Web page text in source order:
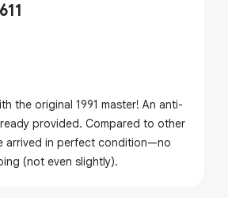
the original 1991 master! An anti-
provided. Compared to other
arrived in perfect condition—no
(not even slightly).